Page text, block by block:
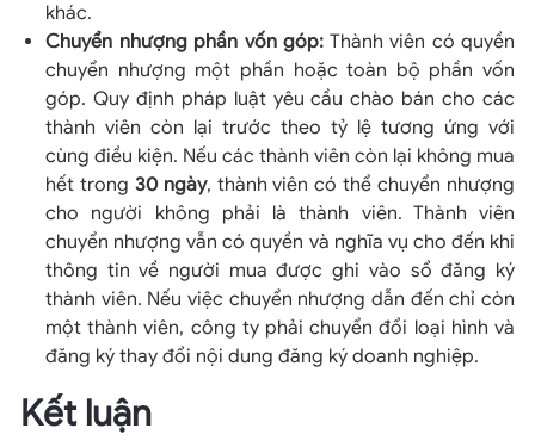
khác.
Chuyển nhượng phần vốn góp: Thành viên có quyền
chuyển nhượng một phần hoặc toàn bộ phần vốn
góp. Quy định pháp luật yêu cầu chào bán cho các
thành viên còn lại trước theo tỷ lệ tương ứng với
cùng điều kiện. Nếu các thành viên còn lại không mua
hết trong 30 ngày, thành viên có thể chuyển nhượng
cho người không phải là thành viên. Thành viên
chuyển nhượng vẫn có quyền và nghĩa vụ cho đến khi
thông tin về người mua được ghi vào sổ đăng ký
thành viên. Nếu việc chuyển nhượng dẫn đến chỉ còn
một thành viên, công ty phải chuyển đổi loại hình và
đăng ký thay đổi nội dung đăng ký doanh nghiệp.
Kết luận